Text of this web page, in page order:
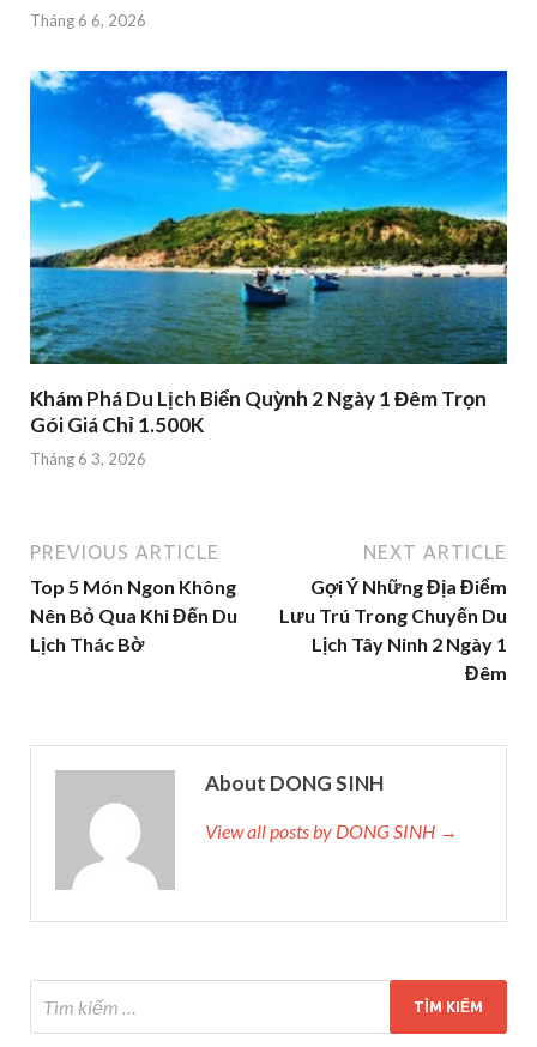
Tháng 6 6, 2026
Khám Phá Du Lịch Biển Quỳnh 2 Ngày 1 Đêm Trọn
Gói Giá Chỉ 1.500K
Tháng 6 3, 2026
PREVIOUS ARTICLE
Top 5 Món Ngon Không
Nên Bỏ Qua Khi Đến Du
Lịch Thác Bờ
NEXT ARTICLE
Gợi Ý Những Địa Điểm
Lưu Trú Trong Chuyến Du
Lịch Tây Ninh 2 Ngày 1
Đêm
About DONG SINH
View all posts by DONG SINH →